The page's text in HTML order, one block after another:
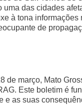
das cidades
à tona informações
de
de março, Mato
Este boletim é
as suas